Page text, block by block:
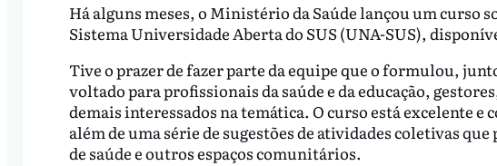
Há alguns meses, o Ministério da Saúde lançou um curso
Sistema Universidade Aberta do SUS (UNA-SUS),
Tive o prazer de fazer parte da equipe que o formulou,
voltado para profissionais da saúde e da educação,
demais interessados na temática. O curso está excelente e
além de uma série de sugestões de atividades coletivas
de saúde e outros espaços comunitários.